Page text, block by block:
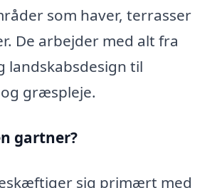
som haver, terrasser
De arbejder med alt fra
landskabsdesign til
græspleje.
gartner?
sig primært med